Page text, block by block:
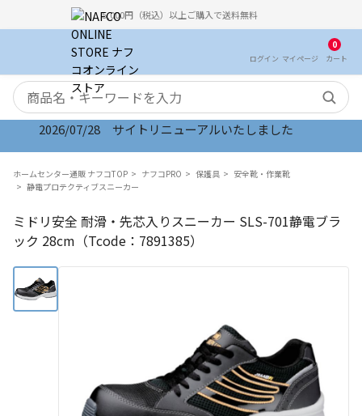
5,000円（税込）以上ご購入で送料無料
ログイン マイ ページ
0
カート
検索キーワード
2026/07/28 サイトリニューアルいたしました
ホームセンター通販 ナフコTOP ナフコPRO 保護具
安全靴・作業靴
静電プロテクティブスニーカー
ミドリ安全 耐滑・先芯入りスニーカー SLS-701静電ブラ
ック 28cm（Tcode：7891385）